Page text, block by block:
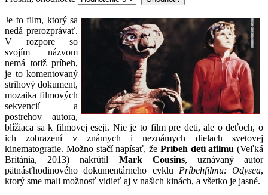
Je to film, ktorý sa
nedá prerozprávať.
V rozpore so
svojím názvom
nemá totiž príbeh,
je to komentovaný
strihový dokument,
mozaika filmových
sekvencií a
postrehov autora,
blížiaca sa k filmovej eseji. Nie je to film pre deti, ale o deťoch, o
ich zobrazení v známych i neznámych dielach svetovej
kinematografie. Možno stačí napísať, že Príbeh detí afilmu (Veľká
Británia, 2013) nakrútil Mark Cousins, uznávaný autor
pätnásťhodinového dokumentárneho cyklu Príbehfilmu: Odysea,
ktorý sme mali možnosť vidieť aj v našich kinách, a všetko je jasné.